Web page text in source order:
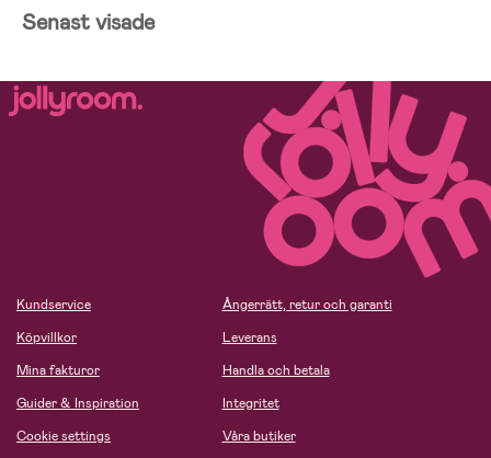
Senast visade
Kundservice
Köpvillkor
Mina fakturor
Guider & Inspiration
Cookie settings
Ångerrätt, retur och garanti
Leverans
Handla och betala
Integritet
Våra butiker